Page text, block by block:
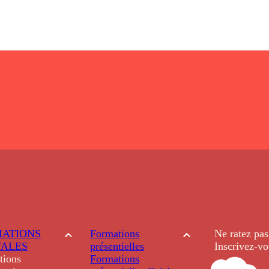
Formations
présentielles
Formations
Ne ratez
Inscrivez-